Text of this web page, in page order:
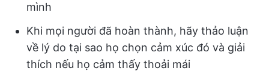
mình
Khi mọi người đã hoàn thành, hãy thảo luận
về lý do tại sao họ chọn cảm xúc đó và giải
thích nếu họ cảm thấy thoải mái